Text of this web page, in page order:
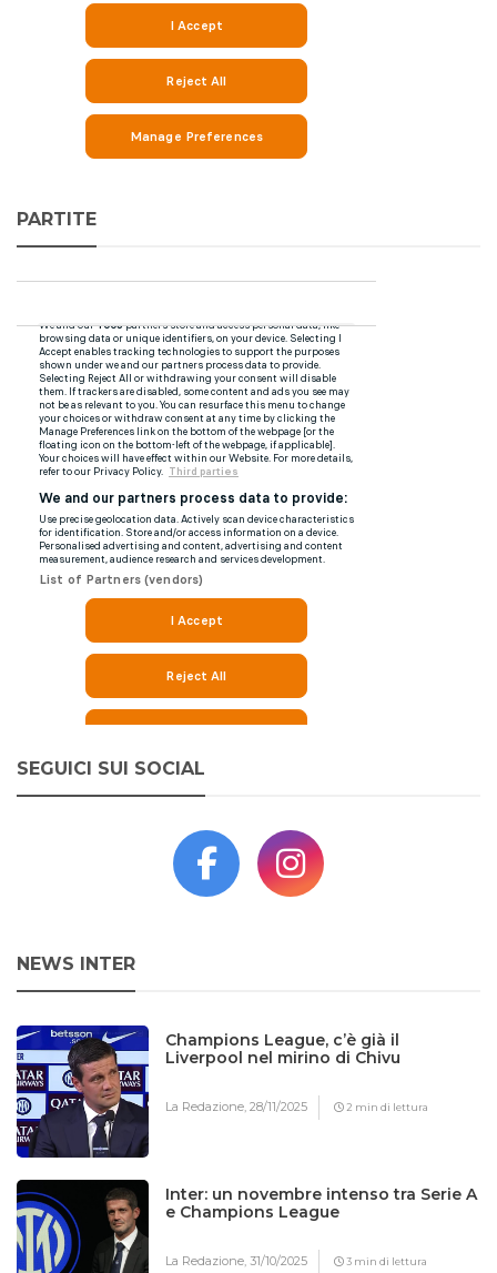
PARTITE
SEGUICI SUI SOCIAL
NEWS INTER
Champions League, c’è già il
Liverpool nel mirino di Chivu
La Redazione,28/11/2025 2 min di lettura
Inter: un novembre intenso tra Serie A
e Champions League
La Redazione,31/10/2025 3 min di lettura